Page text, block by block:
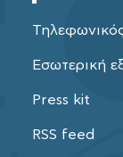
Εσωτερική
Press kit
RSS feed